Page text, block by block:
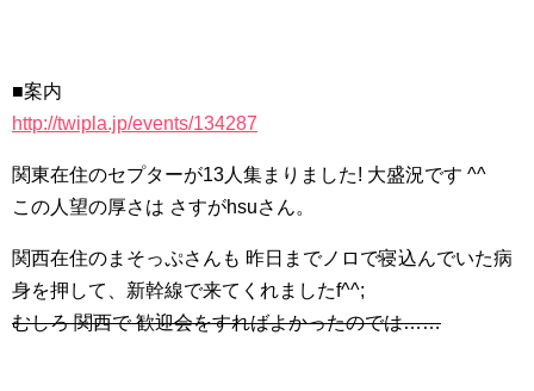
■案内
http://twipla.jp/events/134287
関東在住のセプターが13人集まりました! 大盛況です ^^
この人望の厚さは さすがhsuさん。
関西在住のまそっぷさんも 昨日までノロで寝込んでいた病
身を押して、新幹線で来てくれましたf^^;
むしろ 関西で 歓迎会をすればよかったのでは……